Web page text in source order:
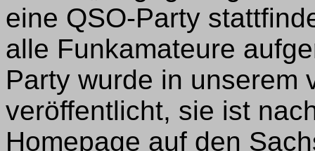
eine QSO-Party
alle Funkamateure
Party wurde in unserem
veröffentlicht, sie ist
Homepage auf den